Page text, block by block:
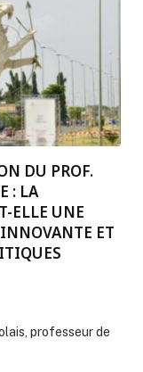
DU PROF.
: LA
ELLE UNE
ET
professeur de